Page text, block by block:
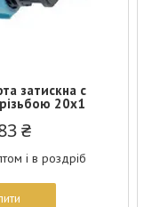
затискна c
20х1
₴
і в роздріб